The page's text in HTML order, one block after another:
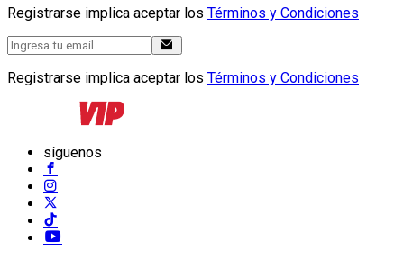
Registrarse implica aceptar los Términos y Condiciones
Registrarse implica aceptar los Términos y Condiciones
síguenos